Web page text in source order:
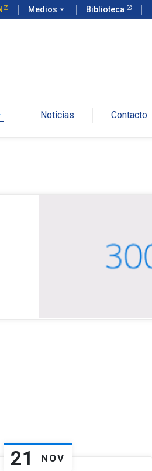
Medios arrow_drop_down Biblioteca
Noticias Contacto
21 NOV